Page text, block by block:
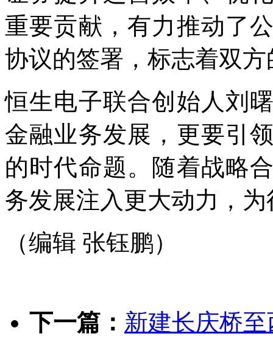
重要贡献，有力推动了
协议的签署，标志着双
恒生电子联合创始人刘
金融业务发展，更要引
的时代命题。随着战略
务发展注入更大动力，
（编辑 张钰鹏）
下一篇： 新建长庆桥